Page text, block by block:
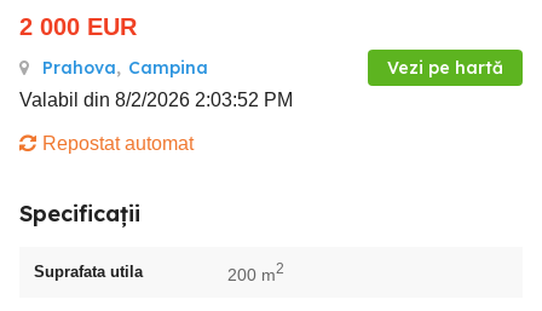
2 000 EUR
Prahova, Campina Vezi pe hartă
Valabil din 8/2/2026 2:03:52 PM
Repostat automat
Specificații
Suprafata utila 200 m2